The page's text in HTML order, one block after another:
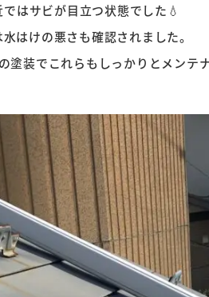
はサビが目立つ状態でした💧
はけの悪さも確認されました。
塗装でこれらもしっかりとメンテ